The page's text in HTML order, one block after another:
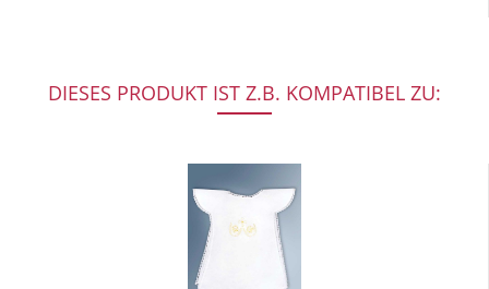
DIESES PRODUKT IST Z.B. KOMPATIBEL ZU: